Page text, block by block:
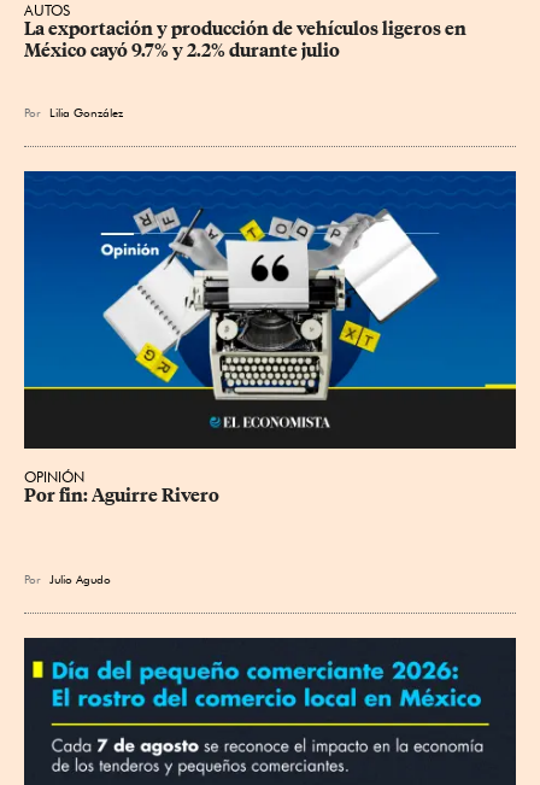
AUTOS
La exportación y producción de vehículos ligeros en
México cayó 9.7% y 2.2% durante julio
Por Lilia González
OPINIÓN
Por fin: Aguirre Rivero
Por Julio Agudo